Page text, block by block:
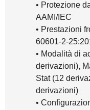
• Protezione
AAMI/IEC
• Prestazioni
60601-2-
• Modalità di
derivazioni),
Stat (12
derivazioni)
•